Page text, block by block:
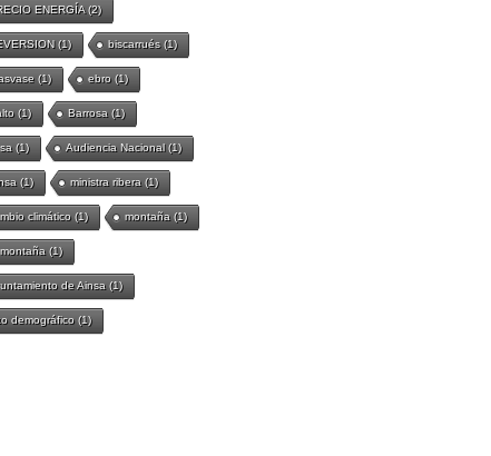
ENERGÍA(2)
(1) biscarrués(1)
(1) ebro(1)
(1) Barrosa(1)
(1) Audiencia Nacional(1)
(1) ministra ribera(1)
climático(1) montaña(1)
(1)
de Ainsa(1)
demográfico(1)